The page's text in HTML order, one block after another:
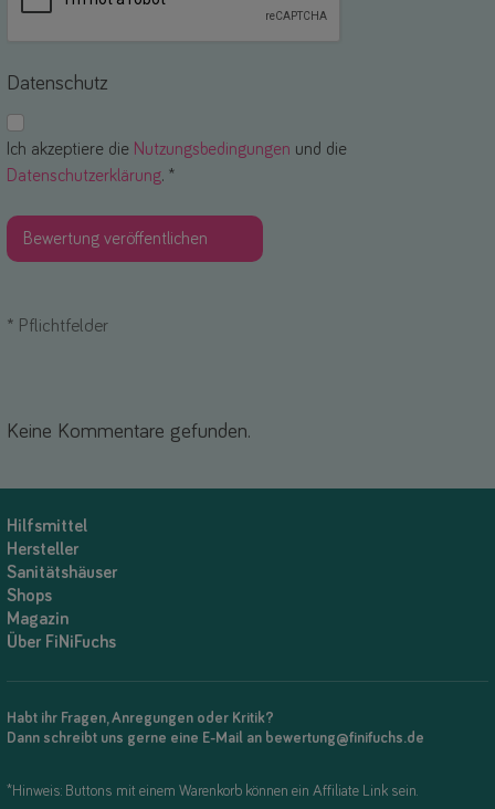
Datenschutz
Ich akzeptiere die Nutzungsbedingungen und die
Datenschutzerklärung. *
* Pflichtfelder
Keine Kommentare gefunden.
Hilfsmittel
Hersteller
Sanitätshäuser
Shops
Magazin
Über FiNiFuchs
Habt ihr Fragen, Anregungen oder Kritik?
Dann schreibt uns gerne eine E-Mail an bewertung@finifuchs.de
*Hinweis: Buttons mit einem Warenkorb können ein Affiliate Link sein.